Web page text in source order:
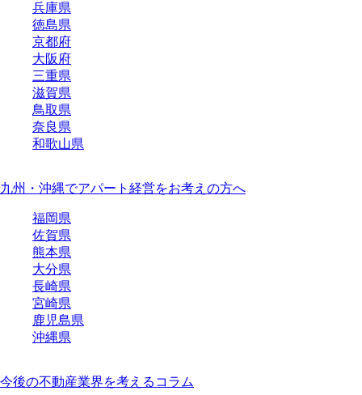
兵庫県
徳島県
京都府
大阪府
三重県
滋賀県
鳥取県
奈良県
和歌山県
九州・沖縄でアパート経営をお考えの方へ
福岡県
佐賀県
熊本県
大分県
長崎県
宮崎県
鹿児島県
沖縄県
今後の不動産業界を考えるコラム